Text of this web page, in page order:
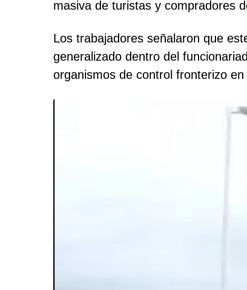
masiva de turistas y compradores
Los trabajadores señalaron que
generalizado dentro del
organismos de control fronterizo